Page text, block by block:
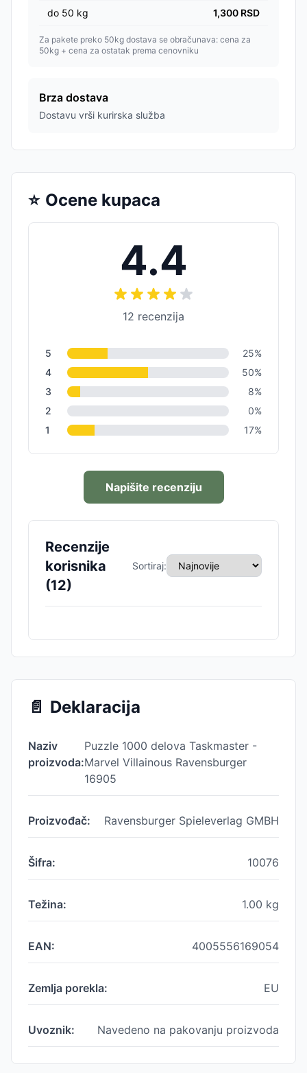
do 50 kg 1,300 RSD
Za pakete preko 50kg dostava se obračunava: cena za
50kg + cena za ostatak prema cenovniku
Brza dostava
Dostavu vrši kurirska služba
⭐ Ocene kupaca
4.4
12 recenzija
5 25%
4
50%
3
8%
2
0%
1
17%
Napišite recenziju
Recenzije
korisnika
(12)
Sortiraj:
📄 Deklaracija
Naziv
proizvoda:
Puzzle 1000 delova Taskmaster -
Marvel Villainous Ravensburger
16905
Proizvođač: Ravensburger Spieleverlag GMBH
Šifra: 10076
Težina: 1.00 kg
EAN: 4005556169054
Zemlja porekla: EU
Uvoznik: Navedeno na pakovanju proizvoda